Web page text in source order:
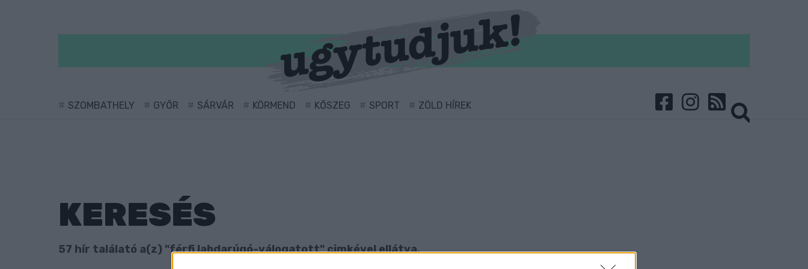
SZOMBATHELY GYŐR SÁRVÁR KÖRMEND KŐSZEG SPORT ZÖLD HÍREK
KERESÉS
57 hír találató a(z) "férfi labdarúgó-válogatott" cimkével ellátva.